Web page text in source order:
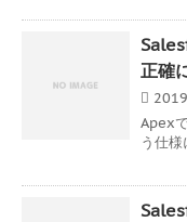
正確
Apex
う仕